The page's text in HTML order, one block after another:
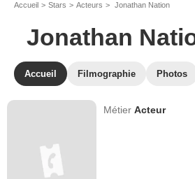
Accueil Stars Acteurs Jonathan Nation
Jonathan
Accueil Filmographie Photos
MétierActeur